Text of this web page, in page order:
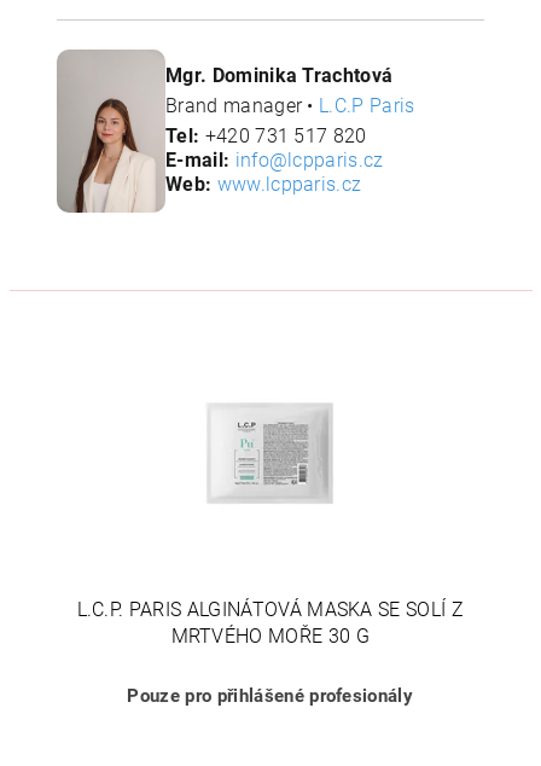
Mgr. Dominika Trachtová
Brand manager • L.C.P Paris
Tel: +420 731 517 820
E-mail: info@lcpparis.cz
Web: www.lcpparis.cz
L.C.P. PARIS ALGINÁTOVÁ MASKA SE SOLÍ Z
MRTVÉHO MOŘE 30 G
Pouze pro přihlášené profesionály